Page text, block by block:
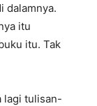
dalamnya.
itu
itu. Tak
lagi tulisan-